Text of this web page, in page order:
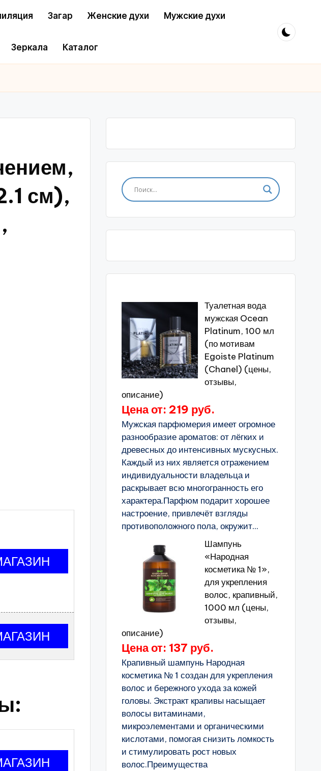
Загар Женские духи Мужские духи
Зеркала Каталог
см),
Туалетная вода
мужская Ocean
Platinum, 100 мл
(по мотивам
Egoiste Platinum
(Chanel) (цены,
отзывы,
описание)
Цена от: 219 руб.
Мужская парфюмерия имеет огромное
разнообразие ароматов: от лёгких и
древесных до интенсивных мускусных.
Каждый из них является отражением
индивидуальности владельца и
раскрывает всю многогранность его
характера.Парфюм подарит хорошее
настроение, привлечёт взгляды
противоположного пола, окружит...
Шампунь
«Народная
косметика № 1»,
для укрепления
волос, крапивный,
1000 мл (цены,
отзывы,
описание)
Цена от: 137 руб.
Крапивный шампунь Народная
косметика № 1 создан для укрепления
волос и бережного ухода за кожей
головы. Экстракт крапивы насыщает
волосы витаминами,
микроэлементами и органическими
кислотами, помогая снизить ломкость
и стимулировать рост новых
волос.Преимущества